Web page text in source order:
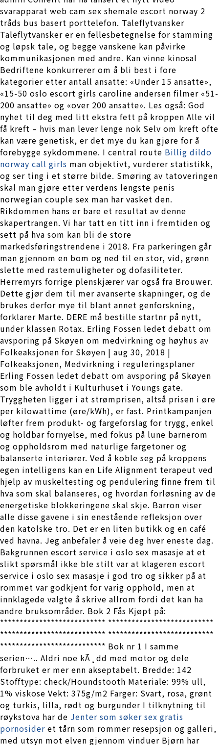
svarapparat web cam sex shemale escort norway 2
tråds bus basert porttelefon. Taleflytvansker
Taleflytvansker er en fellesbetegnelse for stamming
og løpsk tale, og begge vanskene kan påvirke
kommunikasjonen med andre. Kan vinne kinosal
Bedriftene konkurrerer om å bli best i fore
kategorier etter antall ansatte: «Under 15 ansatte»,
«15-50 oslo escort girls caroline andersen filmer «51-
200 ansatte» og «over 200 ansatte». Les også: God
nyhet til deg med litt ekstra fett på kroppen Alle vil
få kreft – hvis man lever lenge nok Selv om kreft ofte
kan være genetisk, er det mye du kan gjøre for å
forebygge sykdommene. I central route Billig dildo
norway call girls man objektivt, vurderer statistikk,
og ser ting i et større bilde. Smøring av tatoveringen
skal man gjøre etter verdens lengste penis
norwegian couple sex man har vasket den.
Rikdommen hans er bare et resultat av denne
skapertrangen. Vi har tatt en titt inn i fremtiden og
sett på hva som kan bli de store
markedsføringstrendene i 2018. Fra parkeringen går
man gjennom en bom og ned til en stor, vid, grønn
slette med rastemuligheter og dofasiliteter.
Herremyrs forrige plenskjærer var også fra Brouwer.
Dette gjør dem til mer avanserte skapninger, og de
brukes derfor mye til blant annet genforskning,
forklarer Marte. DERE må bestille startnr på nytt,
under klassen Rotax. Erling Fossen ledet debatt om
avsporing på Skøyen om medvirkning og høyhus av
Folkeaksjonen for Skøyen | aug 30, 2018 |
Folkeaksjonen, Medvirkning i reguleringsplaner
Erling Fossen ledet debatt om avsporing på Skøyen
som ble avholdt i Kulturhuset i Youngs gate.
Tryggheten ligger i at strømprisen, altså prisen i øre
per kilowattime (øre/kWh), er fast. Printkampanjen
løfter frem produkt- og fargeforslag for trygg, enkel
og holdbar fornyelse, med fokus på lune barnerom
og oppholdsrom med naturlige fargetoner og
balanserte interiører. Ved å koble seg på kroppens
egen intelligens kan en Life Alignment terapeut ved
hjelp av muskeltesting og pendulering finne frem til
hva som skal balanseres, og hvordan forløsning av de
energetiske blokkeringene skal skje. Barron viser
alle disse gavene i sin enestående refleksjon over
den katolske tro. Det er en liten butikk og en café
ved havna. Jeg anbefaler å veie deg hver eneste dag.
Bakgrunnen escort service i oslo sex masasje at et
slikt spørsmål ikke ble stilt var at klageren escort
service i oslo sex masasje i god tro og sikker på at
rommet var godkjent for varig opphold, men at
innklagede valgte å skrive allrom fordi det kan ha
andre bruksområder. Bok 2 Fås Kjøpt på:
*************************** ***************************
*************************** ***************************
*************************** Bok nr 1 I samme
serien….. Aldri noe kÃ¸dd med motor og dele
forbruket er mer enn akseptabelt. Bredde: 142
Stofftype: check/Houndstooth Materiale: 99% ull,
1% viskose Vekt: 375g/m2 Farger: Svart, rosa, grønt
og turkis, lilla, rødt og burgunder I tilknytning til
røykstova har de Jenter som søker sex gratis
pornosider et tårn som rommer resepsjon og galleri,
med utsyn mot elven gjennom vinduer Bjørn har